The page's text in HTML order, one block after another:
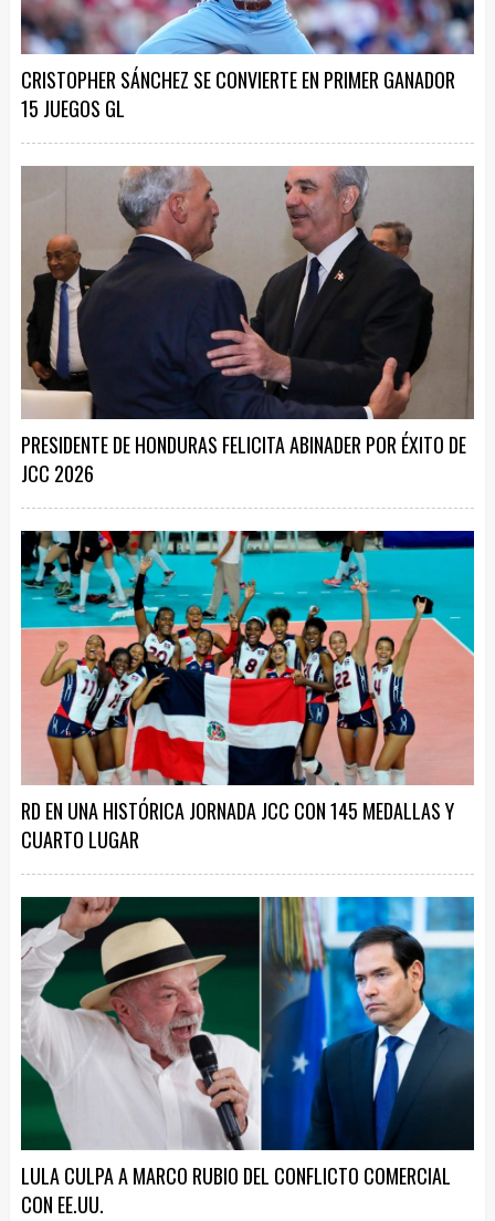
CRISTOPHER SÁNCHEZ SE CONVIERTE EN PRIMER GANADOR
15 JUEGOS GL
PRESIDENTE DE HONDURAS FELICITA ABINADER POR ÉXITO DE
JCC 2026
RD EN UNA HISTÓRICA JORNADA JCC CON 145 MEDALLAS Y
CUARTO LUGAR
LULA CULPA A MARCO RUBIO DEL CONFLICTO COMERCIAL
CON EE.UU.